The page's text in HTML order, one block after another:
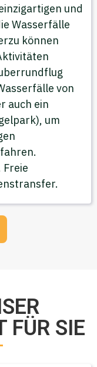
und
Wasserfälle
können
von
auch ein
um
Freie
FÜR SIE